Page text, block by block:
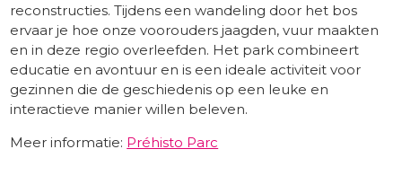
reconstructies. Tijdens een wandeling door het bos
ervaar je hoe onze voorouders jaagden, vuur maakten
en in deze regio overleefden. Het park combineert
educatie en avontuur en is een ideale activiteit voor
gezinnen die de geschiedenis op een leuke en
interactieve manier willen beleven.
Meer informatie: Préhisto Parc